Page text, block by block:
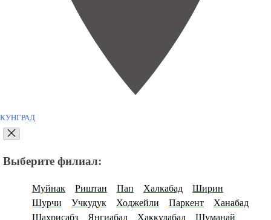
КУНГРАД
Выберите филиал:
Муйнак Риштан Пап Халкабад
Ширин
Шурчи
Учкудук Ходжейли Паркент
Ханабад
Шахрисабз
Янгиабад Хаккулабад
Шуманай